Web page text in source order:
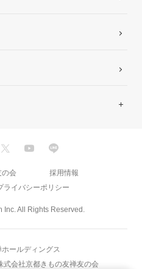
All Rights Reserved.
の会
採用情報
ライバシーポリシー
ールディングス
式会社京都きもの友禅友の会